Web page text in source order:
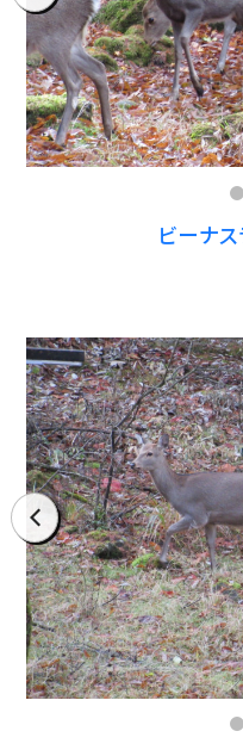
prev
ビーナ
prev